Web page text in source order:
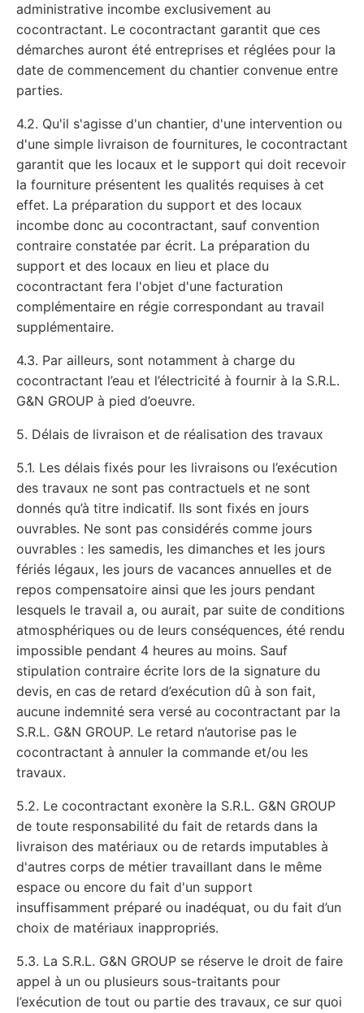
administrative incombe exclusivement au
cocontractant. Le cocontractant garantit que ces
démarches auront été entreprises et réglées pour la
date de commencement du chantier convenue entre
parties.
4.2. Qu'il s'agisse d'un chantier, d'une intervention ou
d'une simple livraison de fournitures, le cocontractant
garantit que les locaux et le support qui doit recevoir
la fourniture présentent les qualités requises à cet
effet. La préparation du support et des locaux
incombe donc au cocontractant, sauf convention
contraire constatée par écrit. La préparation du
support et des locaux en lieu et place du
cocontractant fera l'objet d'une facturation
complémentaire en régie correspondant au travail
supplémentaire.
4.3. Par ailleurs, sont notamment à charge du
cocontractant l’eau et l’électricité à fournir à la S.R.L.
G&N GROUP à pied d’oeuvre.
5. Délais de livraison et de réalisation des travaux
5.1. Les délais fixés pour les livraisons ou l’exécution
des travaux ne sont pas contractuels et ne sont
donnés qu’à titre indicatif. Ils sont fixés en jours
ouvrables. Ne sont pas considérés comme jours
ouvrables : les samedis, les dimanches et les jours
fériés légaux, les jours de vacances annuelles et de
repos compensatoire ainsi que les jours pendant
lesquels le travail a, ou aurait, par suite de conditions
atmosphériques ou de leurs conséquences, été rendu
impossible pendant 4 heures au moins. Sauf
stipulation contraire écrite lors de la signature du
devis, en cas de retard d’exécution dû à son fait,
aucune indemnité sera versé au cocontractant par la
S.R.L. G&N GROUP. Le retard n’autorise pas le
cocontractant à annuler la commande et/ou les
travaux.
5.2. Le cocontractant exonère la S.R.L. G&N GROUP
de toute responsabilité du fait de retards dans la
livraison des matériaux ou de retards imputables à
d'autres corps de métier travaillant dans le même
espace ou encore du fait d'un support
insuffisamment préparé ou inadéquat, ou du fait d’un
choix de matériaux inappropriés.
5.3. La S.R.L. G&N GROUP se réserve le droit de faire
appel à un ou plusieurs sous-traitants pour
l’exécution de tout ou partie des travaux, ce sur quoi